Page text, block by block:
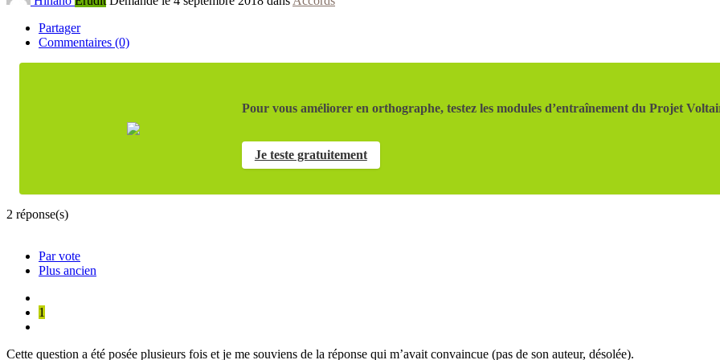
Partager
Commentaires (0)
Pour vous améliorer en orthographe, testez les modules d’entraînement du Projet
Je teste gratuitement
2 réponse(s)
Par vote
Plus ancien
1
Cette question a été posée plusieurs fois et je me souviens de la réponse qui m’avait convaincue (pas de son auteur, désolée).